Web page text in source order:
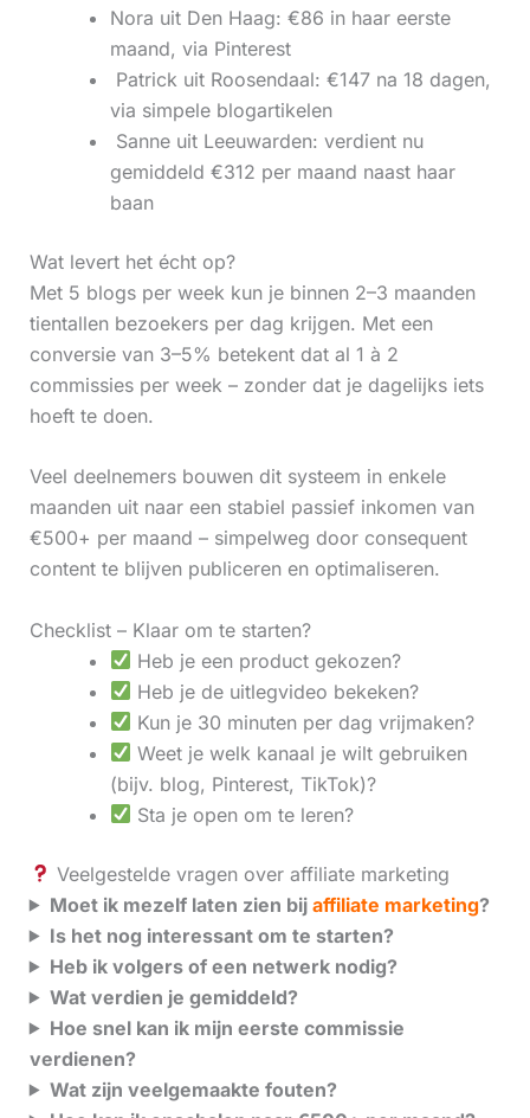
Nora uit Den Haag: €86 in haar eerste
maand, via Pinterest
‍ Patrick uit Roosendaal: €147 na 18 dagen,
via simpele blogartikelen
‍ Sanne uit Leeuwarden: verdient nu
gemiddeld €312 per maand naast haar
baan
Wat levert het écht op?
Met 5 blogs per week kun je binnen 2–3 maanden
tientallen bezoekers per dag krijgen. Met een
conversie van 3–5% betekent dat al 1 à 2
commissies per week – zonder dat je dagelijks iets
hoeft te doen.
Veel deelnemers bouwen dit systeem in enkele
maanden uit naar een stabiel passief inkomen van
€500+ per maand – simpelweg door consequent
content te blijven publiceren en optimaliseren.
Checklist – Klaar om te starten?
Heb je een product gekozen?
Heb je de uitlegvideo bekeken?
Kun je 30 minuten per dag vrijmaken?
Weet je welk kanaal je wilt gebruiken
(bijv. blog, Pinterest, TikTok)?
Sta je open om te leren?
Veelgestelde vragen over affiliate marketing
Moet ik mezelf laten zien bij affiliate marketing?
Is het nog interessant om te starten?
Heb ik volgers of een netwerk nodig?
Wat verdien je gemiddeld?
Hoe snel kan ik mijn eerste commissie
verdienen?
Wat zijn veelgemaakte fouten?